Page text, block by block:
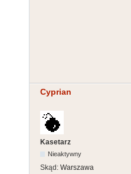
Cyprian
Kasetarz
Nieaktywny
Skąd: Warszawa